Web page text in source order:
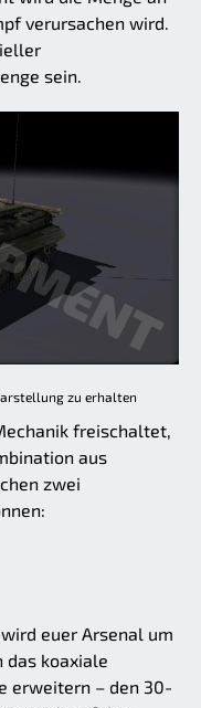
verursachen wird.
sein.
zu erhalten
freischaltet,
aus
zwei
wird euer Arsenal um
das koaxiale
erweitern – den 30-